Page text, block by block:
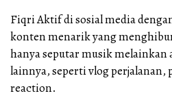
Fiqri Aktif di sosial media
konten menarik yang
hanya seputar musik melainkan
lainnya, seperti vlog perjalanan,
reaction.